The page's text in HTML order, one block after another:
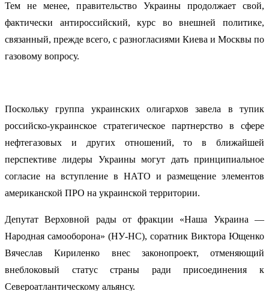
Тем не менее, правительство Украины продолжает свой,
фактически антироссийский, курс во внешней политике,
связанный, прежде всего, с разногласиями Киева и Москвы по
газовому вопросу.
Поскольку группа украинских олигархов завела в тупик
российско-украинское стратегическое партнерство в сфере
нефтегазовых и других отношений, то в ближайшей
перспективе лидеры Украины могут дать принципиальное
согласие на вступление в НАТО и размещение элементов
американской ПРО на украинской территории.
Депутат Верховной рады от фракции «Наша Украина —
Народная самооборона» (НУ-НС), соратник Виктора Ющенко
Вячеслав Кириленко внес законопроект, отменяющий
внеблоковый статус страны ради присоединения к
Североатлантическому альянсу.